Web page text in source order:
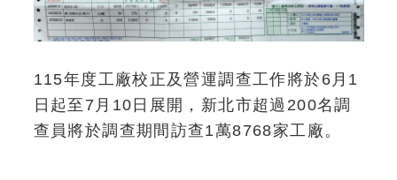
115年度工廠校正及營運調查工作將於6月1
日起至7月10日展開，新北市超過200名調
查員將於調查期間訪查1萬8768家工廠。